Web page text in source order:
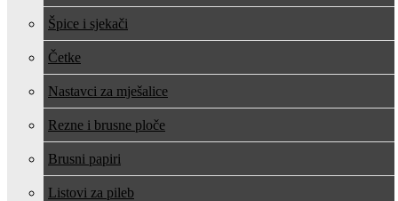
Špice i sjekači
Četke
Nastavci za mješalice
Rezne i brusne ploče
Brusni papiri
Listovi za pile